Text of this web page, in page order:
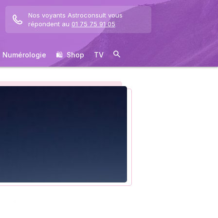
Nos voyants Astroconsult vous
répondent au 01 75 75 91 05
Numérologie 🛍 ️ Shop TV